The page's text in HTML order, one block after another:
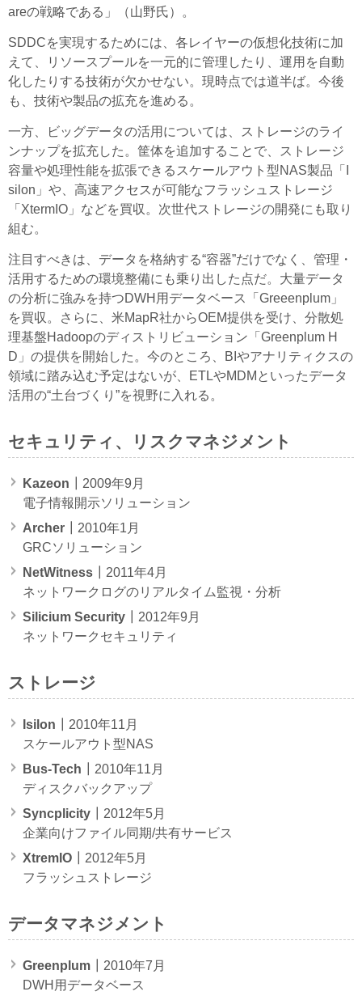
areの戦略である」（山野氏）。
SDDCを実現するためには、各レイヤーの仮想化技術に加
えて、リソースプールを一元的に管理したり、運用を自動
化したりする技術が欠かせない。現時点では道半ば。今後
も、技術や製品の拡充を進める。
一方、ビッグデータの活用については、ストレージのライ
ンナップを拡充した。筐体を追加することで、ストレージ
容量や処理性能を拡張できるスケールアウト型NAS製品「I
silon」や、高速アクセスが可能なフラッシュストレージ
「XtermIO」などを買収。次世代ストレージの開発にも取り
組む。
注目すべきは、データを格納する“容器”だけでなく、管理・
活用するための環境整備にも乗り出した点だ。大量データ
の分析に強みを持つDWH用データベース「Greeenplum」
を買収。さらに、米MapR社からOEM提供を受け、分散処
理基盤Hadoopのディストリビューション「Greenplum H
D」の提供を開始した。今のところ、BIやアナリティクスの
領域に踏み込む予定はないが、ETLやMDMといったデータ
活用の“土台づくり”を視野に入れる。
セキュリティ、リスクマネジメント
Kazeon ┃2009年9月
電子情報開示ソリューション
Archer ┃2010年1月
GRCソリューション
NetWitness ┃2011年4月
ネットワークログのリアルタイム監視・分析
Silicium Security ┃2012年9月
ネットワークセキュリティ
ストレージ
Isilon ┃2010年11月
スケールアウト型NAS
Bus-Tech ┃2010年11月
ディスクバックアップ
Syncplicity ┃2012年5月
企業向けファイル同期/共有サービス
XtremIO ┃2012年5月
フラッシュストレージ
データマネジメント
Greenplum ┃2010年7月
DWH用データベース